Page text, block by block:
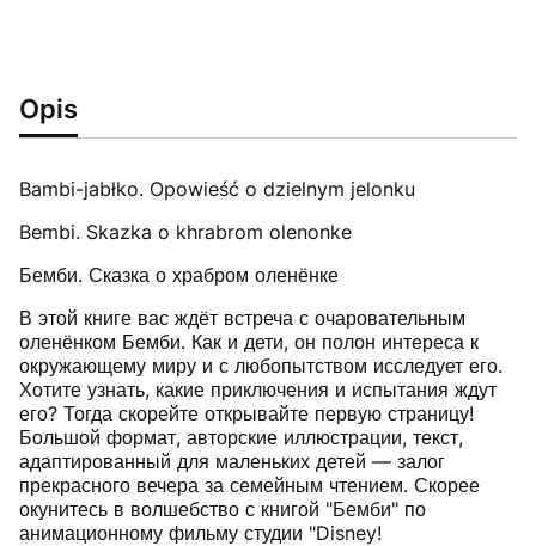
Opis
Bambi-jabłko. Opowieść o dzielnym jelonku
Bembi. Skazka o khrabrom olenonke
Бемби. Сказка о храбром оленёнке
В этой книге вас ждёт встреча с очаровательным
оленёнком Бемби. Как и дети, он полон интереса к
окружающему миру и с любопытством исследует его.
Хотите узнать, какие приключения и испытания ждут
его? Тогда скорейте открывайте первую страницу!
Большой формат, авторские иллюстрации, текст,
адаптированный для маленьких детей — залог
прекрасного вечера за семейным чтением. Скорее
окунитесь в волшебство с книгой "Бемби" по
анимационному фильму студии "Disney!